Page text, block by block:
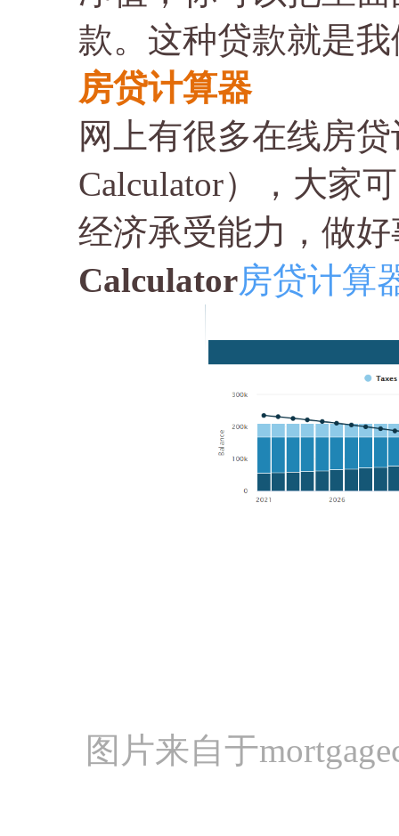
款。这种贷款就是
房贷计算器
网上有很多在线房
Calculator），大家
经济承受能力，做
Calculator房贷计算
图片来自于